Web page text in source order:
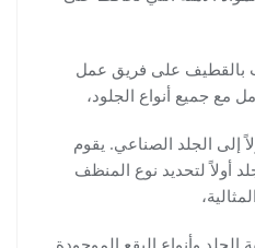
بالقطيف على فريق عمل
مع جميع أنواع الجلود،
إلى الجلد الصناعي. يقوم
أولاً لتحديد نوع المنظف